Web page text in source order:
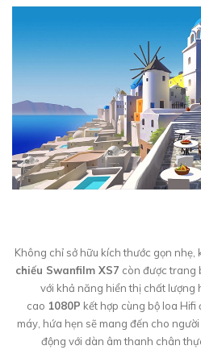
Không chỉ sở hữu kích thước gọn
chiếu Swanfilm XS7 còn được trang
với khả năng hiển thị chất lượng
cao 1080P kết hợp cùng bộ loa
máy, hứa hẹn sẽ mang đến cho
động với dàn âm thanh chân